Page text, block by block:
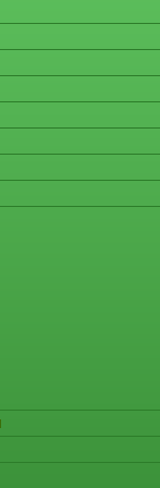
ИАЛ в раздел
(обн. в ДВ бр.
към
на член 6,
сила на
ИАЛ в раздел
за